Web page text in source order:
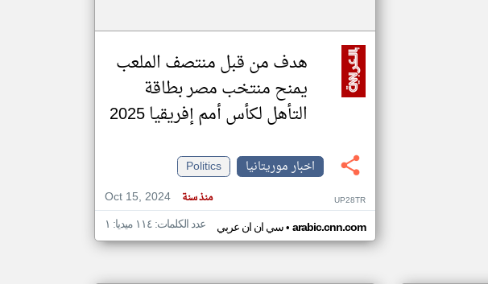
هدف من قبل منتصف الملعب
يمنح منتخب مصر بطاقة
التأهل لكأس أمم إفريقيا 2025
اخبار موريتانيا
Politics
Oct 15, 2024
منذ سنة UP28TR
سي ان ان عربي• arabic.cnn.com عدد الكلمات: ١١٤ ميديا: ١